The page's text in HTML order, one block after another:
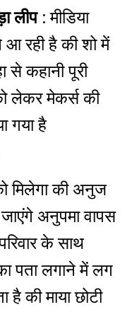
लीप :मीडिया
आ रही है की शो में
से कहानी पूरी
लेकर मेकर्स की
गया है
मिलेगा की अनुज
अनुपमा वापस
के साथ
पता लगाने में लग
की माया छोटी